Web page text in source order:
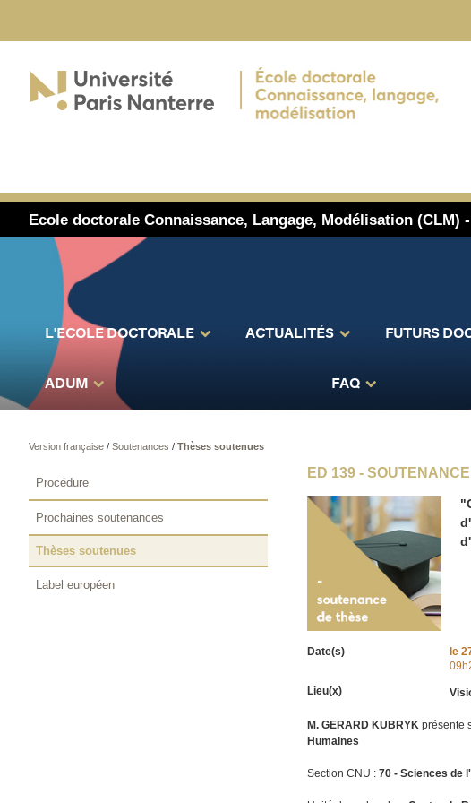
Ecole doctorale Connaissance, Langage, Modélisation (CLM) -
L'ECOLE DOCTORALE ACTUALITÉS FUTURS
ADUM FAQ
Version française/ Soutenances/ Thèses soutenues
ED 139 -
Date(s) le
Lieu(x)
M. GERARD KUBRYKprésente
Humaines
Section CNU : 70 - Sciences de
Procédure
Prochaines soutenances
Thèses soutenues
Label européen